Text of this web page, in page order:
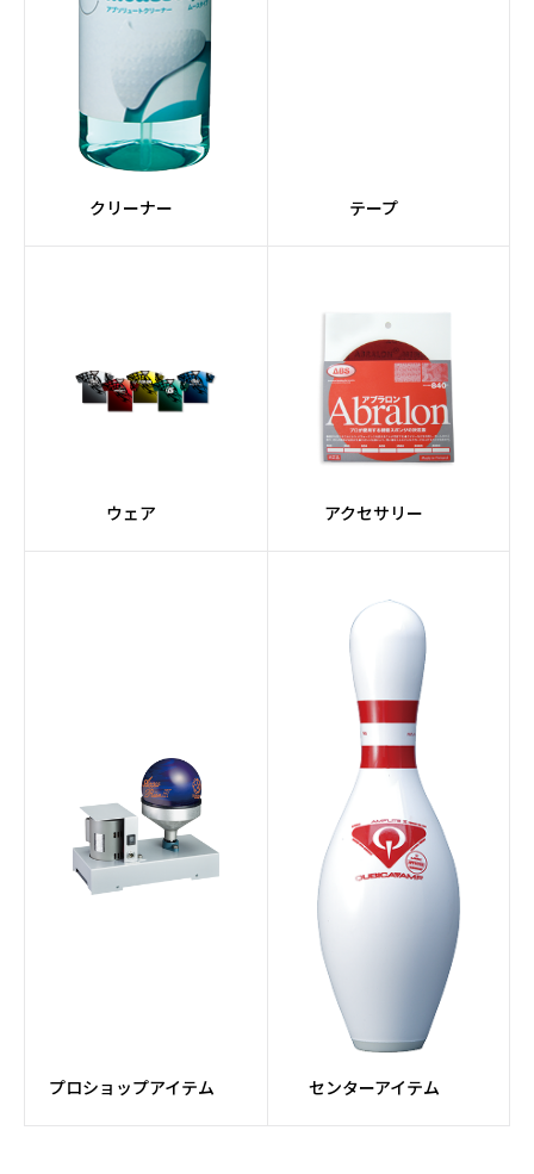
クリーナー テープ
ウェア アクセサリー
プロショップアイテム センターアイテム